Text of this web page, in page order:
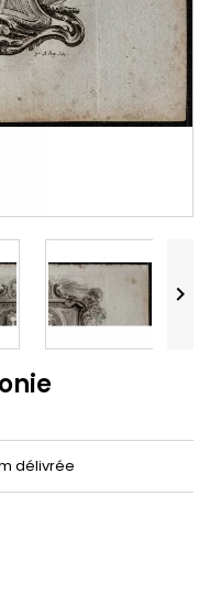

délivrée